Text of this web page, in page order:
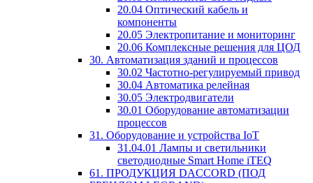
20.04 Оптический кабель и
компоненты
20.05 Электропитание и мониторинг
20.06 Комплексные решения для ЦОД
30. Автоматизация зданий и процессов
30.02 Частотно-регулируемый привод
30.04 Автоматика релейная
30.05 Электродвигатели
30.01 Оборудование автоматизации
процессов
31. Оборудование и устройства IoT
31.04.01 Лампы и светильники
светодиодные Smart Home iTEQ
61. ПРОДУКЦИЯ DACCORD (ПОД